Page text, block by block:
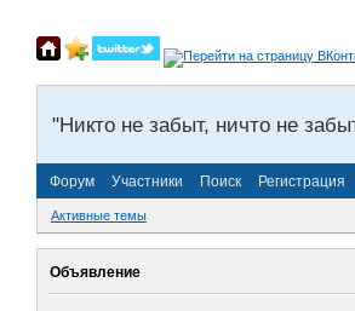
"Никто не забыт, ничто не
Форум Участники Поиск Регистрация
Активные темы
Объявление